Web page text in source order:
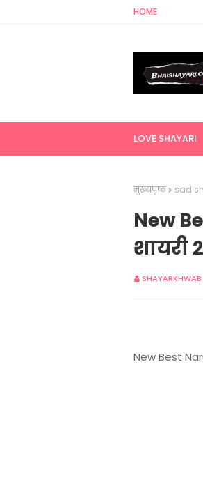
HOME
LOVE SHAYARI
मुख्यपृष्ठ sad
New
शायरी
SHAYARKHWAB
New Best